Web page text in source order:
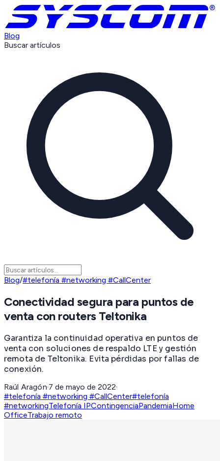
Blog
Buscar artículos
Blog/#telefonía #networking #CallCenter
Conectividad segura para puntos de
venta con routers Teltonika
Garantiza la continuidad operativa en puntos de
venta con soluciones de respaldo LTE y gestión
remota de Teltonika. Evita pérdidas por fallas de
conexión.
Raúl Aragón·7 de mayo de 2022·
#telefonía #networking #CallCenter#telefonía
#networkingTelefonía IPContingenciaPandemiaHome
OfficeTrabajo remoto